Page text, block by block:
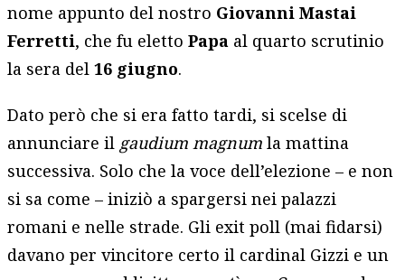
nome appunto del nostro Giovanni Mastai
Ferretti, che fu elettoPapa al quarto scrutinio
la sera del16 giugno.
Dato però che si era fatto tardi, si scelse di
annunciare il gaudium magnumla mattina
successiva. Solo che la voce dell’elezione – e non
si sa come – iniziò a spargersi nei palazzi
romani e nelle strade. Gli exit poll (mai fidarsi)
davano per vincitore certo il cardinal Gizzi e un